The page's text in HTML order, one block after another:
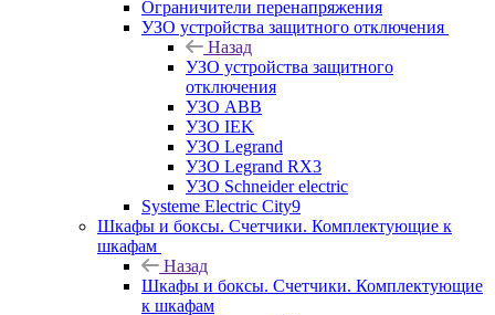
Ограничители перенапряжения
УЗО устройства защитного отключения
Назад
УЗО устройства защитного
отключения
УЗО ABB
УЗО IEK
УЗО Legrand
УЗО Legrand RX3
УЗО Schneider electric
Systeme Electric City9
Шкафы и боксы. Счетчики. Комплектующие к
шкафам
Назад
Шкафы и боксы. Счетчики. Комплектующие
к шкафам